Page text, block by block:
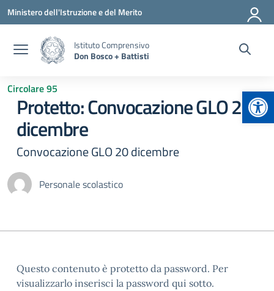
Vai ai contenuti
Vai al menu di navigazione
Vai al footer
Ministero dell'Istruzione e del Merito
Istituto Comprensivo
Don Bosco + Battisti
Circolare 95
Protetto: Convocazione GLO 20
dicembre
Convocazione GLO 20 dicembre
Personale scolastico
Questo contenuto è protetto da password. Per
visualizzarlo inserisci la password qui sotto.